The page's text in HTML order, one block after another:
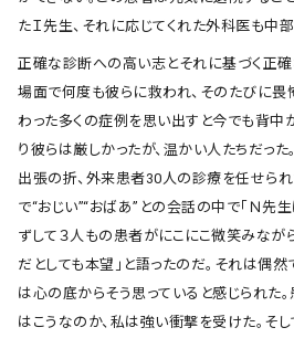
たＩ先生、それに応じてくれた外科医も中
正確な診断への高い志とそれに基づく正
場面で何度も彼らに救われ、そのたびに畏
わった多くの症例を思い出すと今でも背中
り彼らは厳しかったが、温かい人たちだっ
出張の折、外来患者30人の診療を任せられ
で“おじい”“おばあ”との会話の中で「Ｎ先
ずして３人もの患者がにこにこ微笑みなが
だとしても本望」と語ったのだ。それは偶
は心の底からそう思っていると感じられた
はこうなのか、私は強い衝撃を受けた。そ